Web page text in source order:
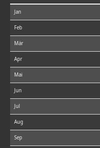
Jan
Feb
Mär
Apr
Mai
Jun
Jul
Aug
Sep